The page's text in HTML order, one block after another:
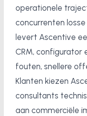
operationele
concurrenten
levert Ascentive
CRM, configurator
fouten, snellere
Klanten kiezen
consultants
aan commerciële